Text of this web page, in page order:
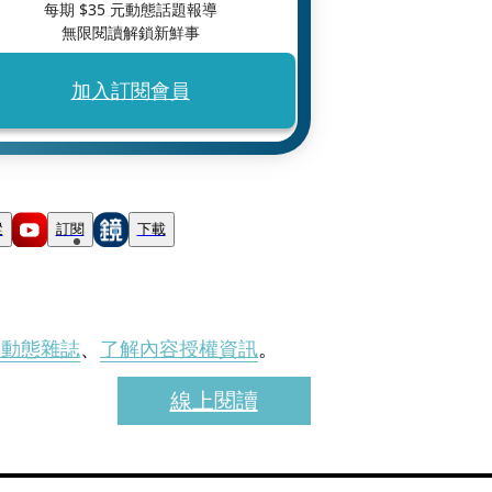
每期 $35元動態話題報導
無限閱讀解鎖新鮮事
加入訂閱會員
訂閱 下載
態雜誌、 了解內容授權資訊。
線上閱讀